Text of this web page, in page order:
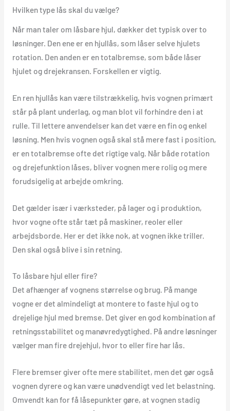
Hvilken type lås skal du vælge?
Når man taler om låsbare hjul, dækker det typisk over to
løsninger. Den ene er en hjullås, som låser selve hjulets
rotation. Den anden er en totalbremse, som både låser
hjulet og drejekransen. Forskellen er vigtig.
En ren hjullås kan være tilstrækkelig, hvis vognen primært
står på plant underlag, og man blot vil forhindre den i at
rulle. Til lettere anvendelser kan det være en fin og enkel
løsning. Men hvis vognen også skal stå mere fast i position,
er en totalbremse ofte det rigtige valg. Når både rotation
og drejefunktion låses, bliver vognen mere rolig og mere
forudsigelig at arbejde omkring.
Det gælder især i værksteder, på lager og i produktion,
hvor vogne ofte står tæt på maskiner, reoler eller
arbejdsborde. Her er det ikke nok, at vognen ikke triller.
Den skal også blive i sin retning.
To låsbare hjul eller fire?
Det afhænger af vognens størrelse og brug. På mange
vogne er det almindeligt at montere to faste hjul og to
drejelige hjul med bremse. Det giver en god kombination af
retningsstabilitet og manøvredygtighed. På andre løsninger
vælger man fire drejehjul, hvor to eller fire har lås.
Flere bremser giver ofte mere stabilitet, men det gør også
vognen dyrere og kan være unødvendigt ved let belastning.
Omvendt kan for få låsepunkter gøre, at vognen stadig